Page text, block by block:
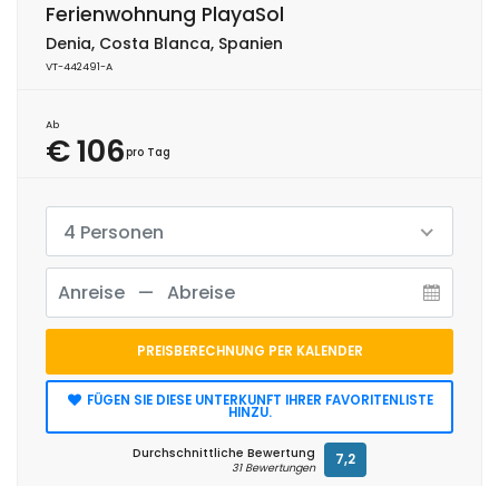
Ferienwohnung PlayaSol
Denia, Costa Blanca, Spanien
VT-442491-A
Ab
€ 106pro Tag
4 Personen
PREISBERECHNUNG PER KALENDER
FÜGEN SIE DIESE UNTERKUNFT IHRER FAVORITENLISTE
HINZU.
Durchschnittliche Bewertung
31 Bewertungen 7,2